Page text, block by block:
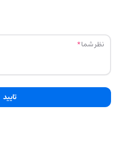
نظر شما
تایید